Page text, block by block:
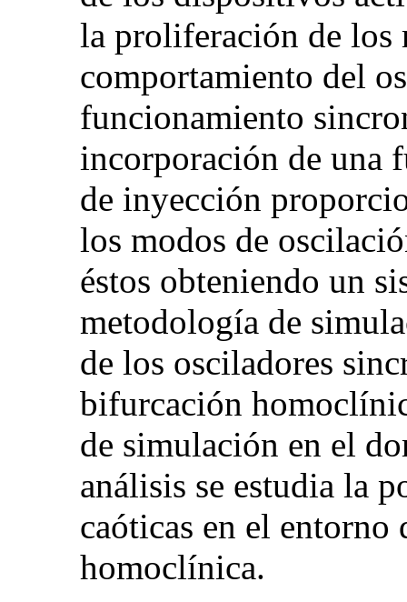
la proliferación de los
comportamiento del
funcionamiento
incorporación de una
de inyección
los modos de
éstos obteniendo un
metodología de
de los osciladores
bifurcación
de simulación en el
análisis se estudia la
caóticas en el
homoclínica.